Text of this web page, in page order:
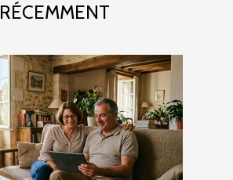
RÉCEMMENT